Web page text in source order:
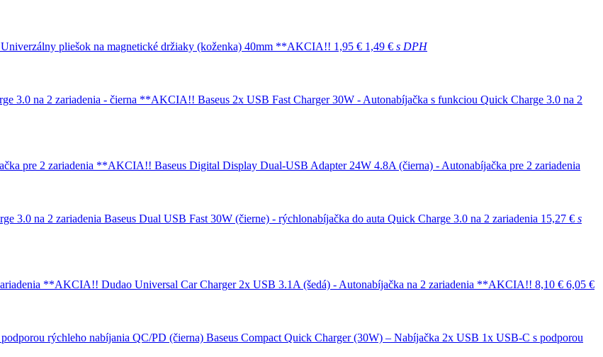
Univerzálny pliešok na magnetické držiaky (koženka) 40mm **AKCIA!! 1,95 € 1,49 € s DPH
Baseus 2x USB Fast Charger 30W - Autonabíjačka s funkciou Quick Charge 3.0 na 2
Baseus Digital Display Dual-USB Adapter 24W 4.8A (čierna) - Autonabíjačka pre 2 zariadenia
Baseus Dual USB Fast 30W (čierne) - rýchlonabíjačka do auta Quick Charge 3.0 na 2 zariadenia 15,27 € s
Dudao Universal Car Charger 2x USB 3.1A (šedá) - Autonabíjačka na 2 zariadenia **AKCIA!! 8,10 € 6,05 €
Baseus Compact Quick Charger (30W) – Nabíjačka 2x USB 1x USB-C s podporou